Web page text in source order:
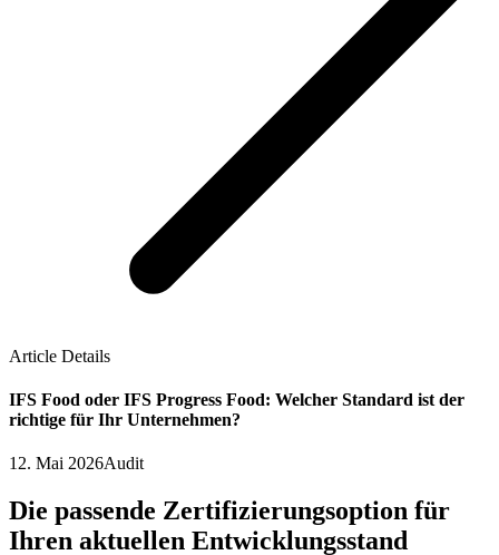
Article Details
IFS Food oder IFS Progress Food: Welcher Standard ist der
richtige für Ihr Unternehmen?
12. Mai 2026Audit
Die passende Zertifizierungsoption für
Ihren aktuellen Entwicklungsstand